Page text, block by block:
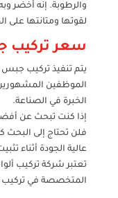
والرطوبة. إنه أخضر
لقوتها ومتانتها على
سعر تركيب
يتم تنفيذ تركيب
الموظفين
الخبرة في الصناعة.
إذا كنت تبحث عن
فلن تحتاج إلى
عالية الجودة أثناء
تعتبر شركة تركيب
المتخصصة في تركيب